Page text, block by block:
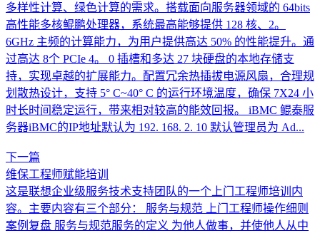
多样性计算、绿色计算的需求。搭载面向服务器领域的 64bits
高性能多核鲲鹏处理器，系统最高能够提供 128 核、2。
6GHz 主频的计算能力，为用户提供高达 50% 的性能提升。通
过高达 8个 PCIe 4。 0 插槽和多达 27 块硬盘的本地存储支
持，实现卓越的扩展能力。配置冗余热插拔电源风扇，合理规
划散热设计，支持 5° C~40° C 的运行环境温度，确保 7X24 小
时长时间稳定运行，带来相对较高的能效回报。 iBMC 鲲泰服
务器iBMC的IP地址默认为 192. 168. 2. 10 默认管理员为 Ad...
下一篇
维保工程师赋能培训
这是联想企业级服务技术支持团队的一个上门工程师培训内
容。主要内容有三个部分： 服务与规范 上门工程师操作细则
案例复盘 服务与规范服务的定义 为他人做事，并使他人从中